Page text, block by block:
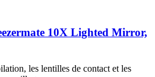
10X Lighted Mirror,
les lentilles de contact et les